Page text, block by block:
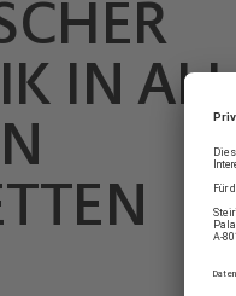
IN ALL